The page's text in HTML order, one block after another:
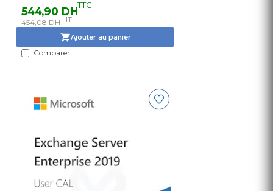
544,90 DHTTC
454,08 DH HT
Ajouter au panier
Comparer